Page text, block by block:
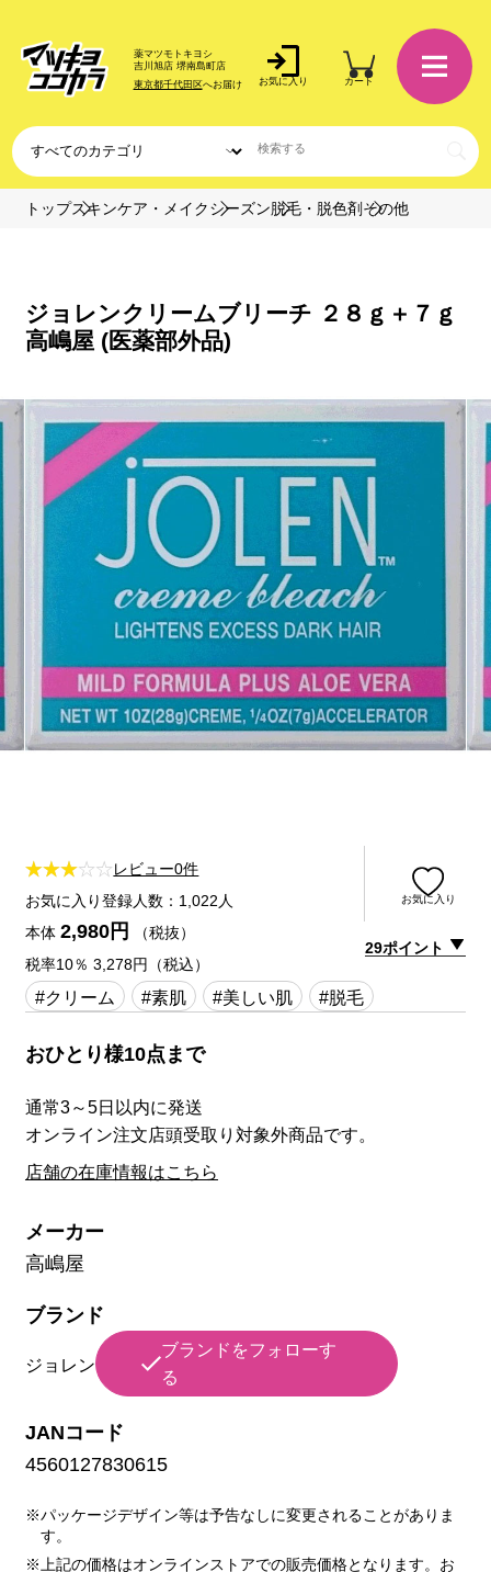
薬マツモトキヨシ
吉川旭店 堺南島町店
東京都千代田区へお届け お気に入り カート
トップスキンケア・メイク シーズン 脱毛・脱色剤 その他
ジョレンクリームブリーチ ２８ｇ＋７ｇ
高嶋屋 (医薬部外品)
レビュー0件
お気に入り登録人数：1,022人
お気に入り
本体 2,980円
（税抜）
税率10％ 3,278円（税込）
29ポイント
#クリーム #素肌 #美しい肌 #脱毛
おひとり様10点まで
通常3～5日以内に発送
オンライン注文店頭受取り対象外商品です。
店舗の在庫情報はこちら
メーカー
高嶋屋
ブランド
ジョレン
ブランドをフォローす
る
JANコード
4560127830615
※パッケージデザイン等は予告なしに変更されることがありま
す。
※上記の価格はオンラインストアでの販売価格となります。お